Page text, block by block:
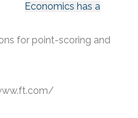
Economics has a
for point-scoring and